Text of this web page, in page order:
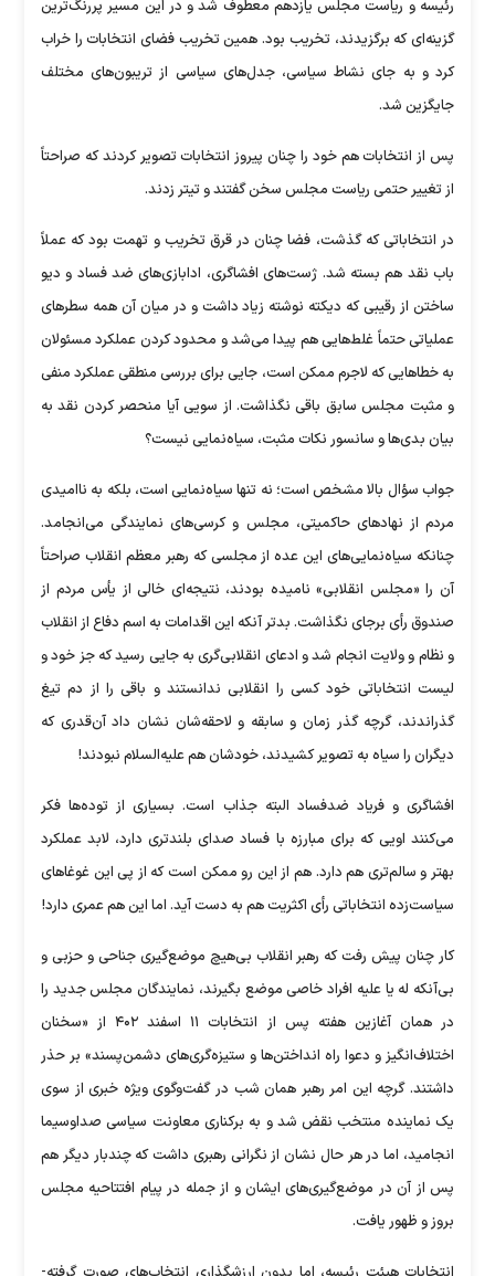
رئیسه و ریاست مجلس یازدهم معطوف شد و در این مسیر پررنگ‌ترین
گزینه‌ای که برگزیدند، تخریب بود. همین تخریب فضای انتخابات را خراب
کرد و به جای نشاط سیاسی، جدل‌های سیاسی از تریبون‌های مختلف
جایگزین شد.
پس از انتخابات هم خود را چنان پیروز انتخابات تصویر کردند که صراحتاً
از تغییر حتمی ریاست مجلس سخن گفتند و تیتر زدند.
در انتخاباتی که گذشت، فضا چنان در قرق تخریب و تهمت بود که عملاً
باب نقد هم بسته شد. ژست‌های افشاگری، ادابازی‌های ضد فساد و دیو
ساختن از رقیبی که دیکته نوشته زیاد داشت و در میان آن همه سطر‌های
عملیاتی حتماً غلط‌هایی هم پیدا می‌شد و محدود کردن عملکرد مسئولان
به خطا‌هایی که لاجرم ممکن است، جایی برای بررسی منطقی عملکرد منفی
و مثبت مجلس سابق باقی نگذاشت. از سویی آیا منحصر کردن نقد به
بیان بدی‌ها و سانسور نکات مثبت، سیاه‌نمایی نیست؟
جواب سؤال بالا مشخص است؛ نه تنها سیاه‌نمایی است، بلکه به ناامیدی
مردم از نهاد‌های حاکمیتی، مجلس و کرسی‌های نمایندگی می‌انجامد.
چنانکه سیاه‌نمایی‌های این عده از مجلسی که رهبر معظم انقلاب صراحتاً
آن را «مجلس انقلابی» نامیده بودند، نتیجه‌ای خالی از یأس مردم از
صندوق رأی برجای نگذاشت. بدتر آنکه این اقدامات به اسم دفاع از انقلاب
و نظام و ولایت انجام شد و ادعای انقلابی‌گری به جایی رسید که جز خود و
لیست انتخاباتی خود کسی را انقلابی ندانستند و باقی را از دم تیغ
گذراندند، گرچه گذر زمان و سابقه و لاحقه‌شان نشان داد آن‌قدری که
دیگران را سیاه به تصویر کشیدند، خودشان هم علیه‌السلام نبودند!
افشاگری و فریاد ضدفساد البته جذاب است. بسیاری از توده‌ها فکر
می‌کنند اویی که برای مبارزه با فساد صدای بلندتری دارد، لابد عملکرد
بهتر و سالم‌تری هم دارد. هم از این رو ممکن است که از پی این غوغا‌های
سیاست‌زده انتخاباتی رأی اکثریت هم به دست آید. اما این هم عمری دارد!
کار چنان پیش رفت که رهبر انقلاب بی‌هیچ موضع‌گیری جناحی و حزبی و
بی‌آنکه له یا علیه افراد خاصی موضع بگیرند، نمایندگان مجلس جدید را
در همان آغازین هفته پس از انتخابات ۱۱ اسفند ۴۰۲ از «سخنان
اختلاف‌انگیز و دعوا راه انداختن‌ها و ستیزه‌گری‌های دشمن‌پسند» بر حذر
داشتند. گرچه این امر رهبر همان شب در گفت‌وگوی ویژه خبری از سوی
یک نماینده منتخب نقض شد و به برکناری معاونت سیاسی صداوسیما
انجامید، اما در هر حال نشان از نگرانی رهبری داشت که چندبار دیگر هم
پس از آن در موضع‌گیری‌های ایشان و از جمله در پیام افتتاحیه مجلس
بروز و ظهور یافت.